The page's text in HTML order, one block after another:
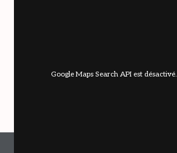
Google Maps Search API est désactivé.